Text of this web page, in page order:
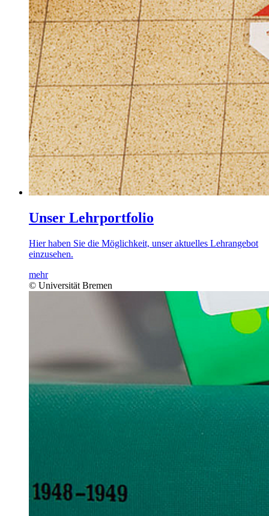
Unser Lehrportfolio
Hier haben Sie die Möglichkeit, unser aktuelles Lehrangebot
einzusehen.
mehr
© Universität Bremen